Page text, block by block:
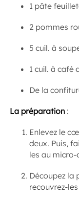
1 pâte
2 pommes
5 cuil. à
1 cuil. à café
De la
La préparation :
Enlevez le
deux. Puis,
les au micro-
Découpez la
recouvrez-